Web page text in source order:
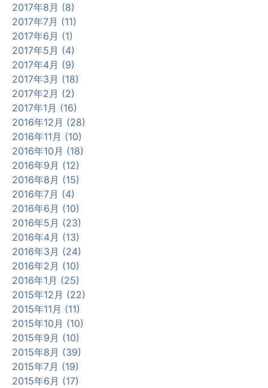
2017年8月 (8)
2017年7月 (11)
2017年6月 (1)
2017年5月 (4)
2017年4月 (9)
2017年3月 (18)
2017年2月 (2)
2017年1月 (16)
2016年12月 (28)
2016年11月 (10)
2016年10月 (18)
2016年9月 (12)
2016年8月 (15)
2016年7月 (4)
2016年6月 (10)
2016年5月 (23)
2016年4月 (13)
2016年3月 (24)
2016年2月 (10)
2016年1月 (25)
2015年12月 (22)
2015年11月 (11)
2015年10月 (10)
2015年9月 (10)
2015年8月 (39)
2015年7月 (19)
2015年6月 (17)